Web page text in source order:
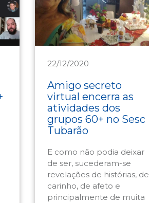
Assistência
22/12/2020
Amigo secreto
virtual encerra as
atividades dos
grupos 60+ no Sesc
Tubarão
E como não podia deixar
de ser, sucederam-se
revelações de histórias, de
carinho, de afeto e
principalmente de muita